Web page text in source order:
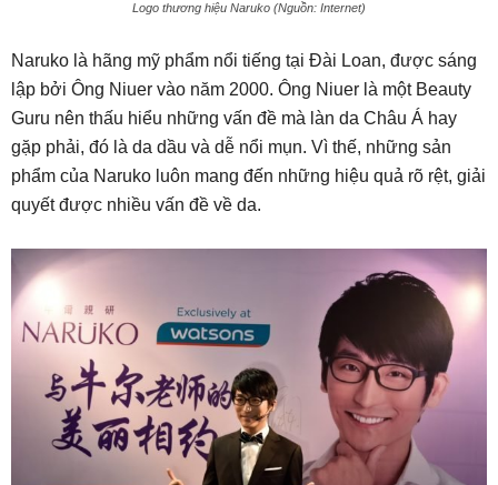
Logo thương hiệu Naruko (Nguồn: Internet)
Naruko là hãng mỹ phẩm nổi tiếng tại Đài Loan, được sáng
lập bởi Ông Niuer vào năm 2000. Ông Niuer là một Beauty
Guru nên thấu hiểu những vấn đề mà làn da Châu Á hay
gặp phải, đó là da dầu và dễ nổi mụn. Vì thế, những sản
phẩm của Naruko luôn mang đến những hiệu quả rõ rệt, giải
quyết được nhiều vấn đề về da.